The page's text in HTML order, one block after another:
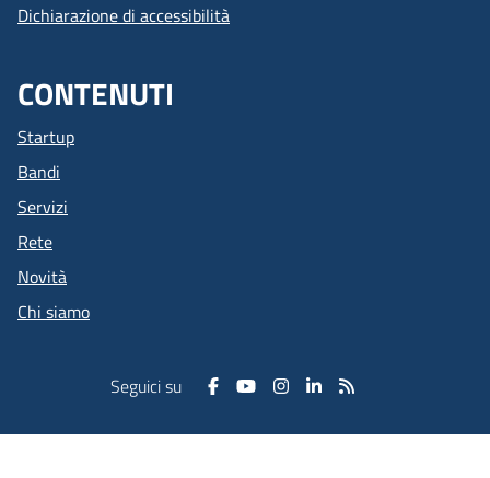
Dichiarazione di accessibilità
CONTENUTI
Startup
Bandi
Servizi
Rete
Novità
Chi siamo
Seguici su